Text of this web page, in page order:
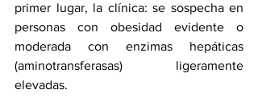
primer lugar, la clínica: se sospecha en
personas con obesidad evidente o
moderada con enzimas hepáticas
(aminotransferasas) ligeramente
elevadas.